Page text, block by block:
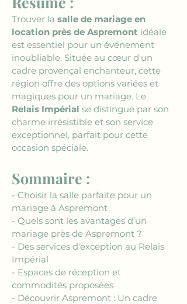
Trouver la salle de mariage en
location près de Aspremont idéale
est essentiel pour un événement
inoubliable. Située au cœur d'un
cadre provençal enchanteur, cette
région offre des options variées et
magiques pour un mariage. Le
Relais Impérial se distingue par son
charme irrésistible et son service
exceptionnel, parfait pour cette
occasion spéciale.
Sommaire :
- Choisir la salle parfaite pour un
mariage à Aspremont
- Quels sont les avantages d’un
mariage près de Aspremont ?
- Des services d'exception au Relais
Impérial
- Espaces de réception et
commodités proposées
- Découvrir Aspremont : Un cadre